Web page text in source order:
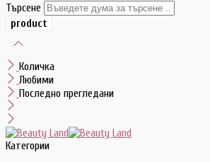
Търсене
Количка
Любими
Последно прегледани
Категории